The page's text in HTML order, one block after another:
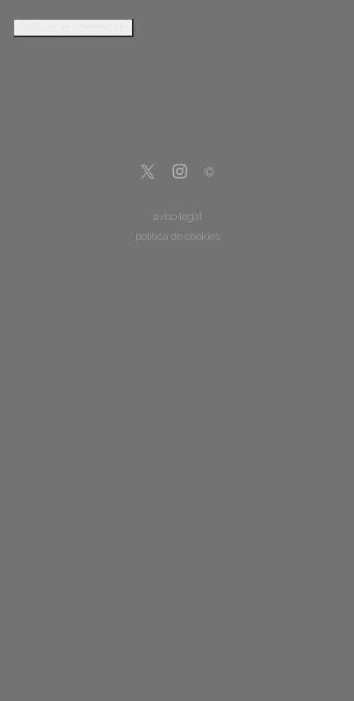
aviso legal
política de cookies